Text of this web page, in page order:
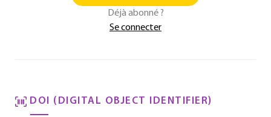
Déjà abonné ?
Se connecter
DOI (DIGITAL OBJECT IDENTIFIER)